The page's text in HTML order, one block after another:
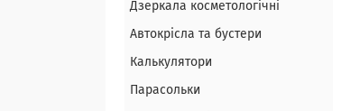
Дзеркала косметологічні
Автокрісла та бустери
Калькулятори
Парасольки